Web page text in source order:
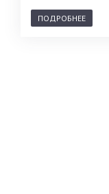
ПОДРОБНЕЕ